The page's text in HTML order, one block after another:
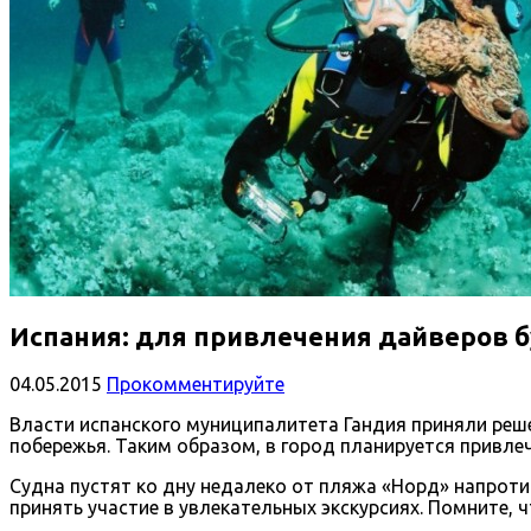
Испания: для привлечения дайверов
04.05.2015 Прокомментируйте
Власти испанского муниципалитета Гандия приняли
побережья. Таким образом, в город планируется
Судна пустят ко дну недалеко от пляжа «Норд»
принять участие в увлекательных экскурсиях. Помните,